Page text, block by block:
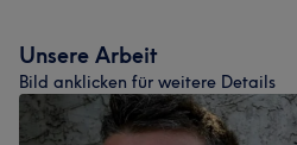
Unsere Arbeit
Bild anklicken für weitere Details